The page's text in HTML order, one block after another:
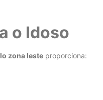
o Idoso
zona leste proporciona: